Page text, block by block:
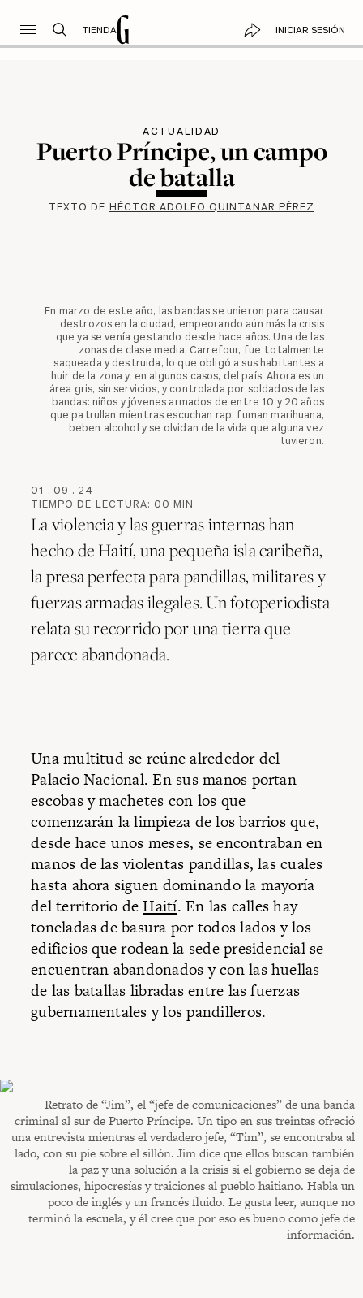
TIENDA INICIAR SESIÓN
ACTUALIDAD
Puerto Príncipe, un campo
de batalla
TEXTO DE HÉCTOR ADOLFO QUINTANAR PÉREZ
En marzo de este año, las bandas se unieron para causar
destrozos en la ciudad, empeorando aún más la crisis
que ya se venía gestando desde hace años. Una de las
zonas de clase media, Carrefour, fue totalmente
saqueada y destruida, lo que obligó a sus habitantes a
huir de la zona y, en algunos casos, del país. Ahora es un
área gris, sin servicios, y controlada por soldados de las
bandas: niños y jóvenes armados de entre 10 y 20 años
que patrullan mientras escuchan rap, fuman marihuana,
beben alcohol y se olvidan de la vida que alguna vez
tuvieron.
01 . 09 . 24
TIEMPO DE LECTURA: 00 MIN
La violencia y las guerras internas han
hecho de Haití, una pequeña isla caribeña,
la presa perfecta para pandillas, militares y
fuerzas armadas ilegales. Un fotoperiodista
relata su recorrido por una tierra que
parece abandonada.
Una multitud se reúne alrededor del
Palacio Nacional. En sus manos portan
escobas y machetes con los que
comenzarán la limpieza de los barrios que,
desde hace unos meses, se encontraban en
manos de las violentas pandillas, las cuales
hasta ahora siguen dominando la mayoría
del territorio deHaití. En las calles hay
toneladas de basura por todos lados y los
edificios que rodean la sede presidencial se
encuentran abandonados y con las huellas
de las batallas libradas entre las fuerzas
gubernamentales y los pandilleros.
Retrato de “Jim”, el “jefe de comunicaciones” de una banda
criminal al sur de Puerto Príncipe. Un tipo en sus treintas ofreció
una entrevista mientras el verdadero jefe, “Tim”, se encontraba al
lado, con su pie sobre el sillón. Jim dice que ellos buscan también
la paz y una solución a la crisis si el gobierno se deja de
simulaciones, hipocresías y traiciones al pueblo haitiano. Habla un
poco de inglés y un francés fluido. Le gusta leer, aunque no
terminó la escuela, y él cree que por eso es bueno como jefe de
información.